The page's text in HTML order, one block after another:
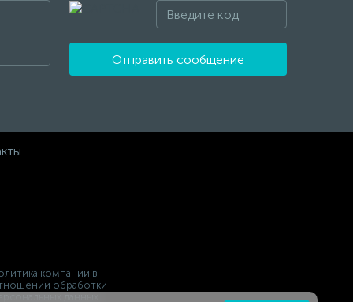
Отправить сообщение
компании в
обработки